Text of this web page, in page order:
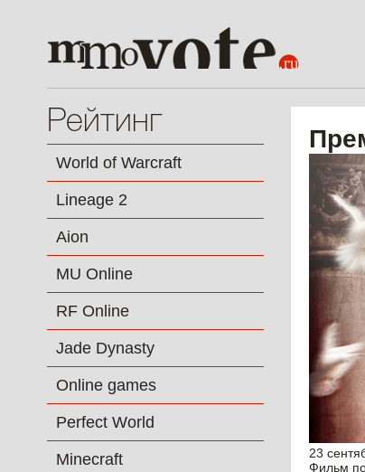
Рейтинг
World of Warcraft
Lineage 2
Aion
MU Online
RF Online
Jade Dynasty
Online games
Perfect World
Minecraft
23
Фильм по